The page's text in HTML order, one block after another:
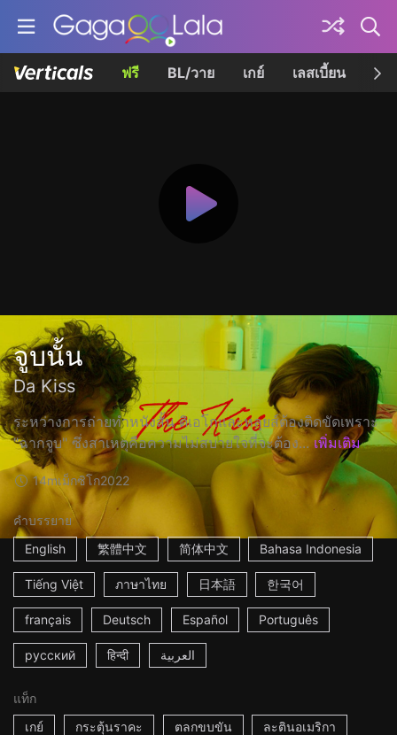
ฟรี BL/วาย เกย์ เลสเบี้ยน เค
จูบนั้น
Da Kiss
ระหว่างการถ่ายทำหนังสั้น ดิเอโกและหลุยส์ต้องติดขัดเพราะ
"ฉากจูบ" ซึ่งสาเหตุคือความไม่สบายใจที่จะต้อง... เพิ่มเติม
14mเม็กซิโก2022
คำบรรยาย
English
繁體中文 简体中文 Bahasa Indonesia
Tiếng Việt ภาษาไทย 日本語 한국어
français Deutsch Español Português
русский हिन्दी العربية
แท็ก
เกย์
กระตุ้นราคะ ตลกขบขัน ละตินอเมริกา